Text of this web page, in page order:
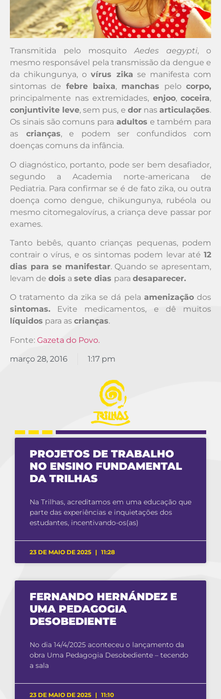
Transmitida pelo mosquitoAedes aegypti, o
mesmo responsável pela transmissão da dengue e
da chikungunya, ovírus zika se manifesta com
sintomas de febre baixa, manchas pelocorpo,
principalmente nas extremidades, enjoo, coceira,
conjuntivite leve, sem pus, e dornasarticulações.
Os sinais são comuns para adultos e também para
as crianças, e podem ser confundidos com
doenças comuns da infância.
O diagnóstico, portanto, pode ser bem desafiador,
segundo a Academia norte-americana de
Pediatria. Para confirmar se é de fato zika, ou outra
doença como dengue, chikungunya, rubéola ou
mesmo citomegalovírus, a criança deve passar por
exames.
Tanto bebês, quanto crianças pequenas, podem
contrair o vírus, e os sintomas podem levar até 12
dias para se manifestar. Quando se apresentam,
levam de dois a sete dias para desaparecer.
O tratamento da zika se dá pela amenizaçãodos
sintomas. Evite medicamentos, e dê muitos
líquidos para as crianças.
Fonte: Gazeta do Povo.
março 28, 2016 1:17 pm
PROJETOS DE TRABALHO
NO ENSINO FUNDAMENTAL
DA TRILHAS
Na Trilhas, acreditamos em uma educação que
parte das experiências e inquietações dos
estudantes, incentivando-os(as)
23 DE MAIO DE 2025 11:28
FERNANDO HERNÁNDEZ E
UMA PEDAGOGIA
DESOBEDIENTE
No dia 14/4/2025 aconteceu o lançamento da
obra Uma Pedagogia Desobediente – tecendo
a sala
23 DE MAIO DE 2025 11:10